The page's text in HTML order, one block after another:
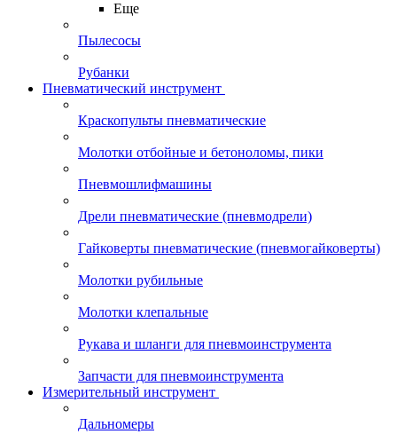
Еще
Пылесосы
Рубанки
Пневматический инструмент
Краскопульты пневматические
Молотки отбойные и бетоноломы, пики
Пневмошлифмашины
Дрели пневматические (пневмодрели)
Гайковерты пневматические (пневмогайковерты)
Молотки рубильные
Молотки клепальные
Рукава и шланги для пневмоинструмента
Запчасти для пневмоинструмента
Измерительный инструмент
Дальномеры